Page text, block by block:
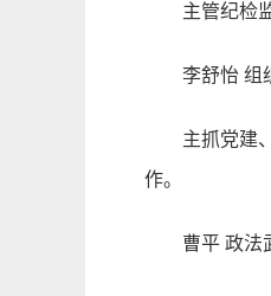
主管纪检
李舒怡 组
主抓党建
作。
曹平 政法